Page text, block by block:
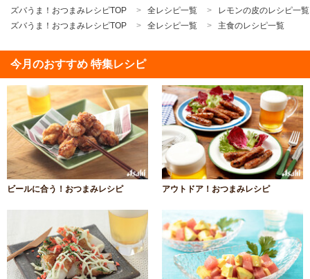
ズバうま！おつまみレシピTOP 全レシピ一覧
レモンの皮のレシピ一覧
ズバうま！おつまみレシピTOP
全レシピ一覧 主食のレシピ一覧
今月のおすすめ 特集レシピ
ビールに合う！おつまみレシピ アウトドア！おつまみレシピ